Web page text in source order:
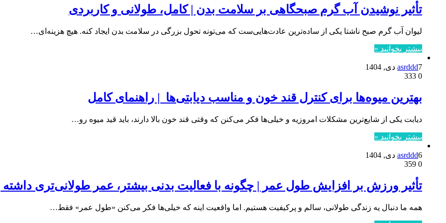
تأثیر نوشیدن آب گرم صبحگاهی بر سلامت بدن | کامل، طولانی و کاربردی
لیوان آب گرم صبح ناشتا یکی از ساده‌ترین عادت‌هایی‌ست که می‌تونه تحول بزرگی در سلامت بدن ایجاد کنه. هیچ هزینه‌ای…
بیشتر بخوانید »
asrddd7 دی, 1404
0
بهترین میوه‌ها برای کنترل قند خون و مناسب دیابتی‌ها | راهنمای کامل
دیابت یکی از شایع‌ترین مشکلات امروزیه و خیلی‌ها فکر می‌کنن که وقتی قند خون بالا دارند، باید قید میوه رو…
بیشتر بخوانید »
asrddd6 دی, 1404
0
تأثیر ورزش بر افزایش طول عمر | چگونه با فعالیت بدنی بیشتر، عمر طولانی‌تری داشته
همه ما دنبال یه زندگی طولانی، سالم و پرکیفیت هستیم. اما واقعیت اینه که خیلی‌ها فکر می‌کنن «طول عمر» فقط…